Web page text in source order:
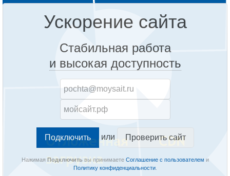
Ускорение сайта
Стабильная работа
и высокая доступность
или Проверить сайт
Нажимая Подключитьвы принимаете Соглашение с пользователем и
Политику конфиденциальности.